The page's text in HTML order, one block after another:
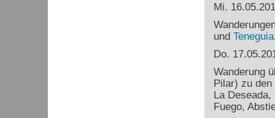
Mi.
und Teneguia
Do.
Wanderung
Pilar) zu den
La Deseada,
Fuego,